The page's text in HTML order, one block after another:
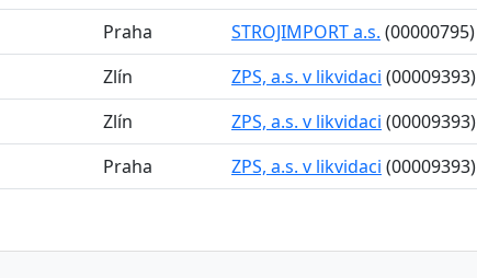
Praha STROJIMPORT a.s. (00000795)
Zlín ZPS, a.s. v likvidaci (00009393)
Zlín ZPS, a.s. v likvidaci (00009393)
Praha ZPS, a.s. v likvidaci (00009393)